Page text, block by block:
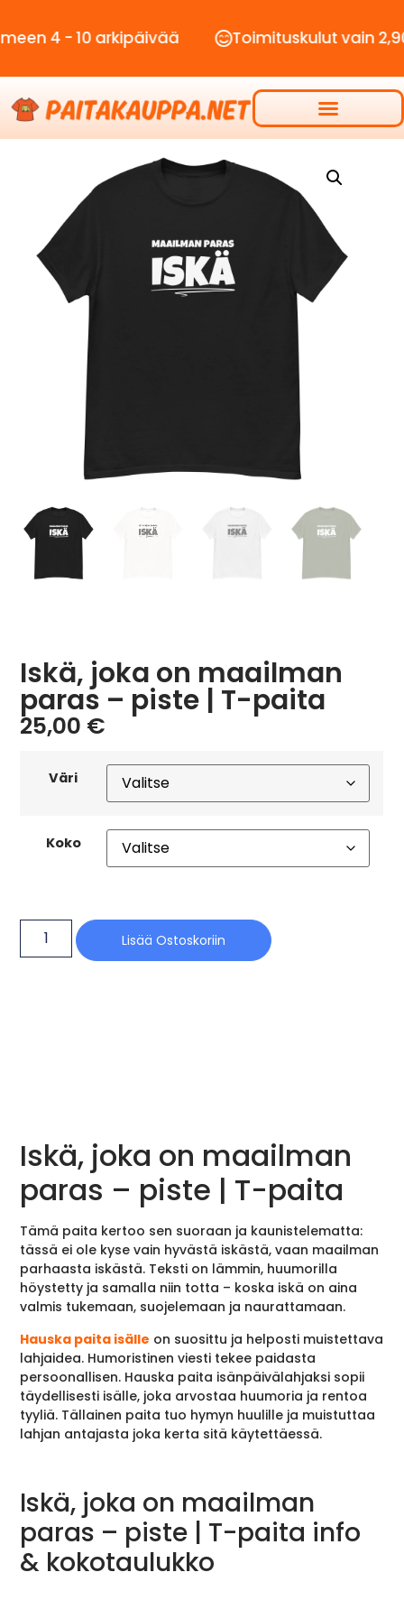
- 10 arkipäivää Toimituskulut vain 2,90€
Iskä, joka on maailman
paras – piste | T-paita
25,00 €
Väri
Koko
Lisää Ostoskoriin
Iskä, joka on maailman
paras – piste | T-paita
Tämä paita kertoo sen suoraan ja kaunistelematta:
tässä ei ole kyse vain hyvästä iskästä, vaan maailman
parhaasta iskästä. Teksti on lämmin, huumorilla
höystetty ja samalla niin totta – koska iskä on aina
valmis tukemaan, suojelemaan ja naurattamaan.
Hauska paita isälle on suosittu ja helposti muistettava
lahjaidea. Humoristinen viesti tekee paidasta
persoonallisen. Hauska paita isänpäivälahjaksi sopii
täydellisesti isälle, joka arvostaa huumoria ja rentoa
tyyliä. Tällainen paita tuo hymyn huulille ja muistuttaa
lahjan antajasta joka kerta sitä käytettäessä.
Iskä, joka on maailman
paras – piste | T-paita info
& kokotaulukko